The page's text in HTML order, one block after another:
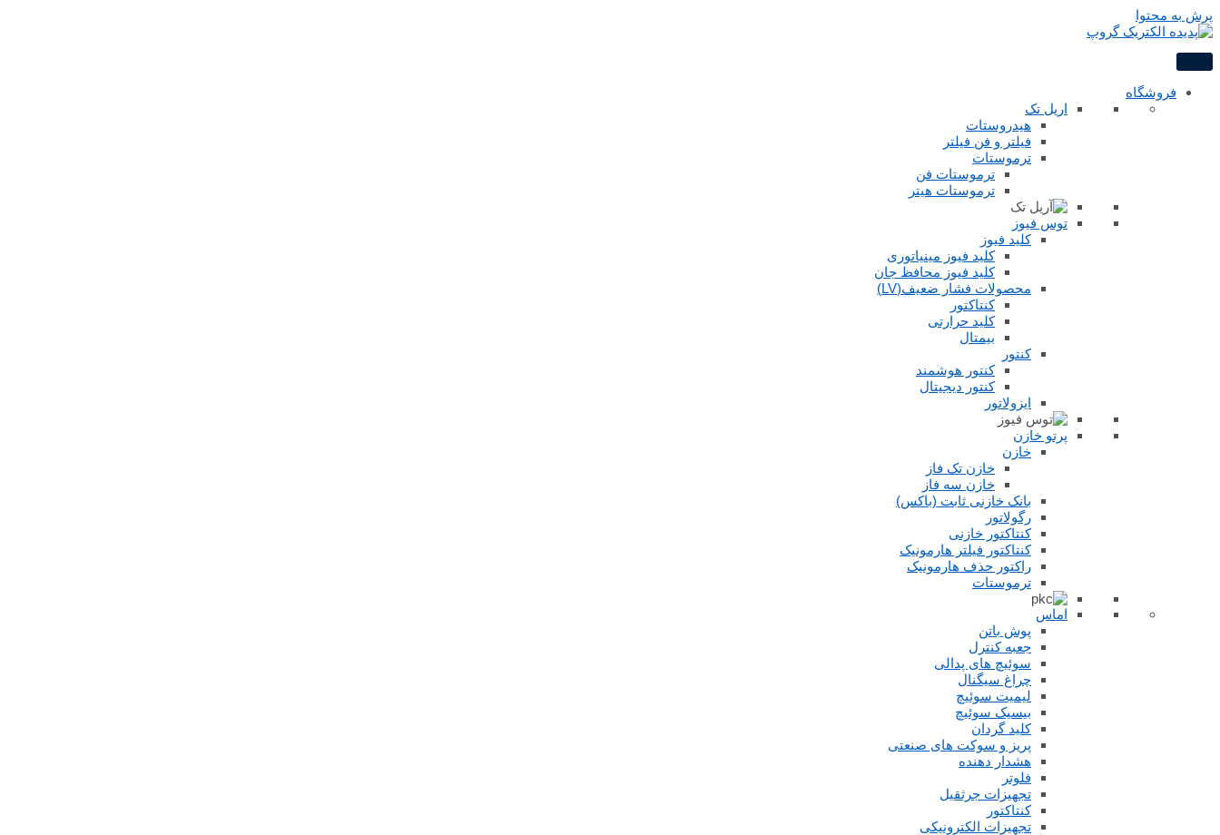
پرش به محتوا
فروشگاه
اریل تک
هیدروستات
فیلتر و فن فیلتر
ترموستات
ترموستات فن
ترموستات هیتر
توس فیوز
کلید فیوز
کلید فیوز مینیاتوری
کلید فیوز محافظ جان
محصولات فشار ضعیف(LV)
کنتاکتور
کلید حرارتی
بیمتال
کنتور
کنتور هوشمند
کنتور دیجیتال
ایزولاتور
پرتو خازن
خازن
خازن تک فاز
خازن سه فاز
بانک خازنی ثابت (باکس)
رگولاتور
کنتاکتور خازنی
کنتاکتور فیلتر هارمونیک
راکتور حذف هارمونیک
ترموستات
اماس
پوش باتن
جعبه کنترل
سوئیچ های پدالی
چراغ سیگنال
لیمیت سوئیچ
بیسیک سوئیچ
کلید گردان
پریز و سوکت های صنعتی
هشدار دهنده
فلوتر
تجهیزات جرثقیل
کنتاکتور
تجهیزات الکترونیکی